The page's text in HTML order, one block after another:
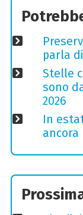
parla
Stelle
sono
2026
In
ancora